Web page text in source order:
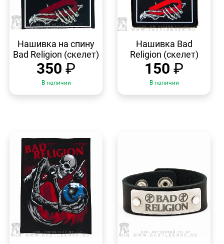
Нашивка на спину
Bad Religion (скелет)
350 ₽
В наличии
ПРОСМОТР
Нашивка Bad
Religion (скелет)
150 ₽
В наличии